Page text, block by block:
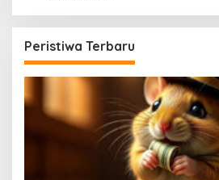
Peristiwa Terbaru